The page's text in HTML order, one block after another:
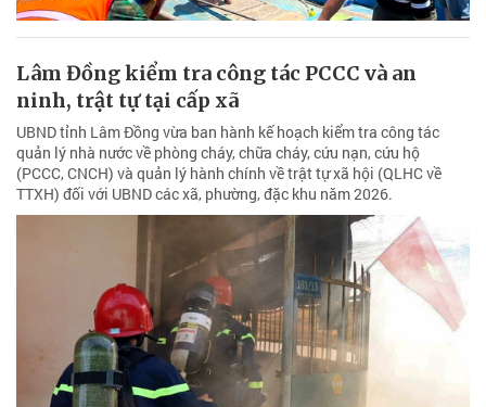
Lâm Đồng kiểm tra công tác PCCC và an
ninh, trật tự tại cấp xã
UBND tỉnh Lâm Đồng vừa ban hành kế hoạch kiểm tra công tác
quản lý nhà nước về phòng cháy, chữa cháy, cứu nạn, cứu hộ
(PCCC, CNCH) và quản lý hành chính về trật tự xã hội (QLHC về
TTXH) đối với UBND các xã, phường, đặc khu năm 2026.